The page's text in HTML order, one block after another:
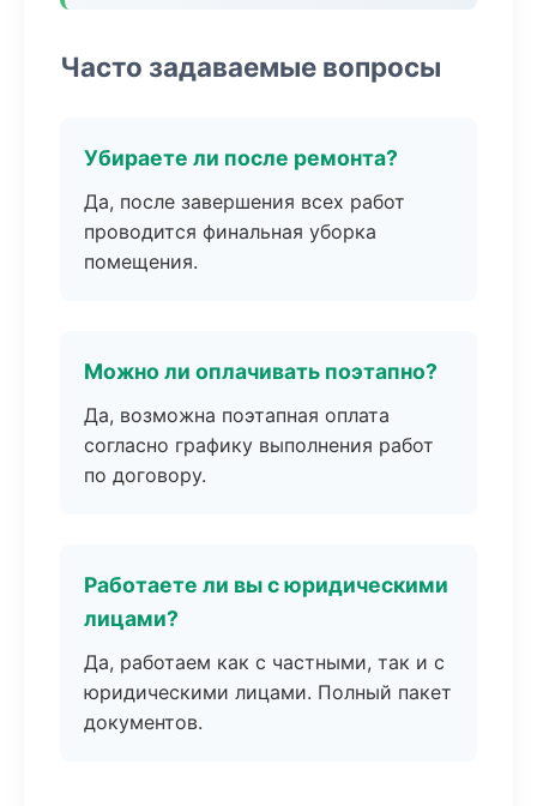
Часто задаваемые вопросы
Убираете ли после ремонта?
Да, после завершения всех работ
проводится финальная уборка
помещения.
Можно ли оплачивать поэтапно?
Да, возможна поэтапная оплата
согласно графику выполнения работ
по договору.
Работаете ли вы с юридическими
лицами?
Да, работаем как с частными, так и с
юридическими лицами. Полный пакет
документов.